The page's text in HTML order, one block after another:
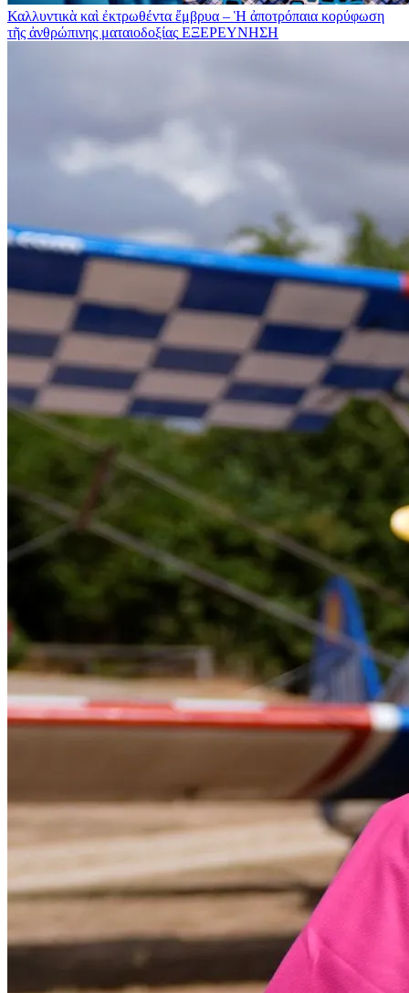
Καλλυντικὰ καὶ ἐκτρωθέντα ἔμβρυα – Ἡ ἀποτρόπαια κορύφωση
τῆς ἀνθρώπινης ματαιοδοξίας ΕΞΕΡΕΥΝΗΣΗ